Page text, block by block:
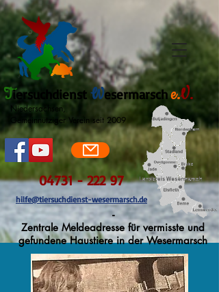
Niedersachsen,
Gemeinnütziger Verein seit 2009
04731 - 222 97
hilfe@tiersuchdienst-wesermarsch.de
-
Zentrale Meldeadresse für vermisste und
gefundene Haustiere in der Wesermarsch
Tiersuchdienst Wesermarsch e.V.